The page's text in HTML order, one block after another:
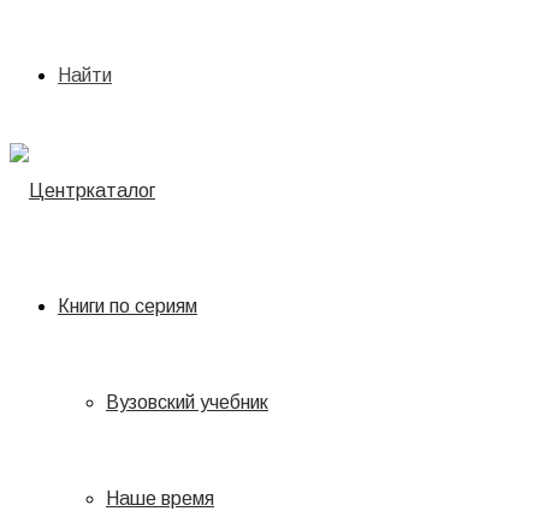
Найти
Книги по сериям
Вузовский учебник
Наше время